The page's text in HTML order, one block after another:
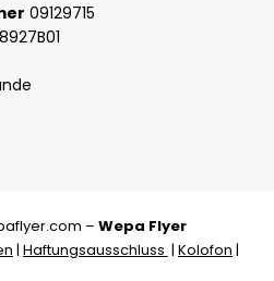
09129715
– Wepa Flyer
| Haftungsausschluss | Kolofon |